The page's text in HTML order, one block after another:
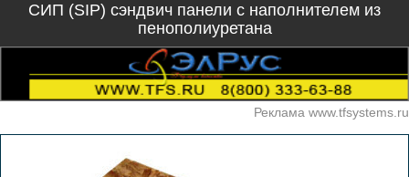
СИП (SIP) сэндвич панели с наполнителем из
пенополиуретана
Реклама www.tfsystems.ru